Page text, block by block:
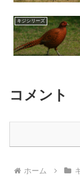
キジシリーズ
コメント
ホーム